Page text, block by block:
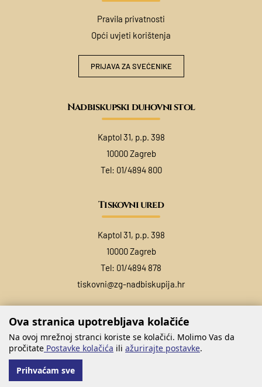
Pravila privatnosti
Opći uvjeti korištenja
PRIJAVA ZA SVEĆENIKE
Nadbiskupski duhovni stol
Kaptol 31, p.p. 398
10000 Zagreb
Tel: 01/4894 800
Tiskovni ured
Kaptol 31, p.p. 398
10000 Zagreb
Tel: 01/4894 878
tiskovni@zg-nadbiskupija.hr
Ova stranica upotrebljava kolačiće
Na ovoj mrežnoj stranci koriste se kolačići. Molimo Vas da
pročitate Postavke kolačića ili ažurirajte postavke.
Prihvaćam sve